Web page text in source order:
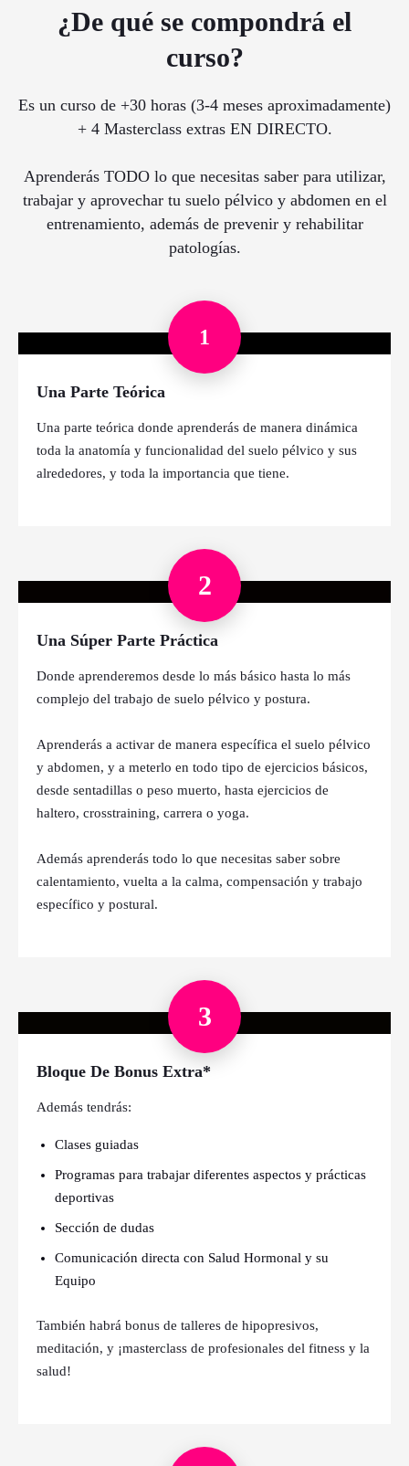
¿De qué se compondrá el
curso?
Es un curso de +30 horas (3-4 meses aproximadamente)
+ 4 Masterclass extras EN DIRECTO.
Aprenderás TODO lo que necesitas saber para utilizar,
trabajar y aprovechar tu suelo pélvico y abdomen en el
entrenamiento, además de prevenir y rehabilitar
patologías.
1
Una Parte Teórica
Una parte teórica donde aprenderás de manera dinámica
toda la anatomía y funcionalidad del suelo pélvico y sus
alrededores, y toda la importancia que tiene.
2
Una Súper Parte Práctica
Donde aprenderemos desde lo más básico hasta lo más
complejo del trabajo de suelo pélvico y postura.
Aprenderás a activar de manera específica el suelo pélvico
y abdomen, y a meterlo en todo tipo de ejercicios básicos,
desde sentadillas o peso muerto, hasta ejercicios de
haltero, crosstraining, carrera o yoga.
Además aprenderás todo lo que necesitas saber sobre
calentamiento, vuelta a la calma, compensación y trabajo
específico y postural.
3
Bloque De Bonus Extra*
Además tendrás:
Clases guiadas
Programas para trabajar diferentes aspectos y prácticas
deportivas
Sección de dudas
Comunicación directa con Salud Hormonal y su
Equipo
También habrá bonus de talleres de hipopresivos,
meditación, y ¡masterclass de profesionales del fitness y la
salud!